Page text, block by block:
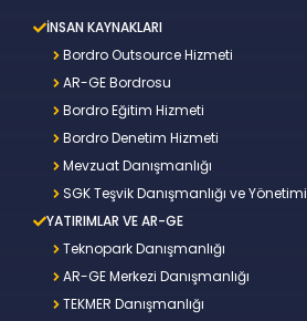
İNSAN KAYNAKLARI
Bordro Outsource Hizmeti
AR-GE Bordrosu
Bordro Eğitim Hizmeti
Bordro Denetim Hizmeti
Mevzuat Danışmanlığı
SGK Teşvik Danışmanlığı ve Yönetimi
YATIRIMLAR VE AR-GE
Teknopark Danışmanlığı
AR-GE Merkezi Danışmanlığı
TEKMER Danışmanlığı